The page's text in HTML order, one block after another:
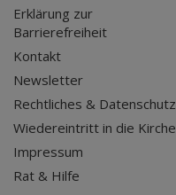
Erklärung zur
Barrierefreiheit
Kontakt
Newsletter
Rechtliches & Datenschutz
Wiedereintritt in die Kirche
Impressum
Rat & Hilfe